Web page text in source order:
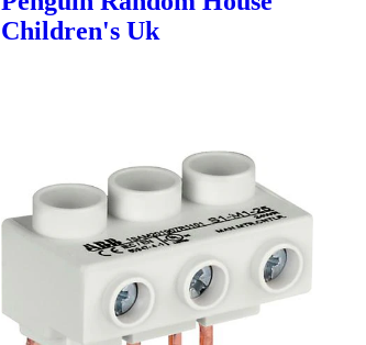
Children's Uk